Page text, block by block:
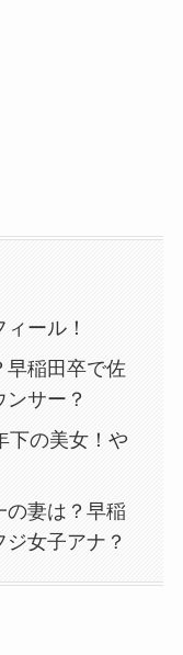
ール！
早稲田卒で佐
サー？
下の美女！や
の妻は？早稲
女子アナ？